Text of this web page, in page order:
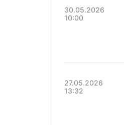
30.05.2026
10:00
27.05.2026
13:32